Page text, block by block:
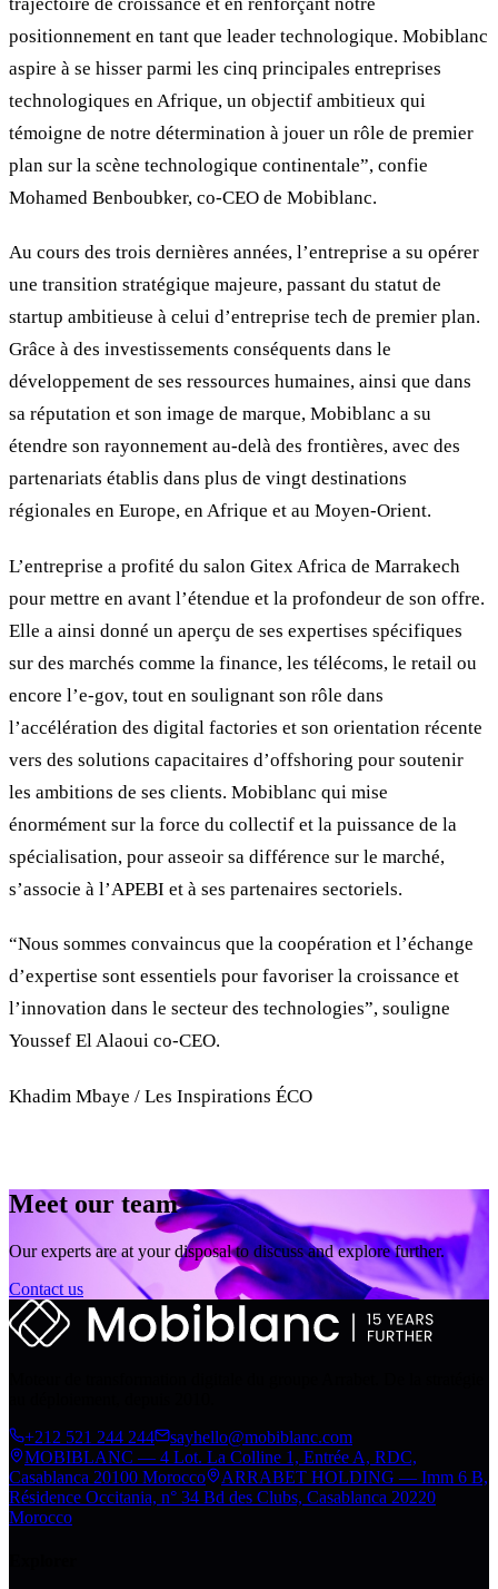
positionnement en tant que leader technologique. Mobiblanc
aspire à se hisser parmi les cinq principales entreprises
technologiques en Afrique, un objectif ambitieux qui
témoigne de notre détermination à jouer un rôle de premier
plan sur la scène technologique continentale”, confie
Mohamed Benboubker, co-CEO de Mobiblanc.
Au cours des trois dernières années, l’entreprise a su opérer
une transition stratégique majeure, passant du statut de
startup ambitieuse à celui d’entreprise tech de premier plan.
Grâce à des investissements conséquents dans le
développement de ses ressources humaines, ainsi que dans
sa réputation et son image de marque, Mobiblanc a su
étendre son rayonnement au-delà des frontières, avec des
partenariats établis dans plus de vingt destinations
régionales en Europe, en Afrique et au Moyen-Orient.
L’entreprise a profité du salon Gitex Africa de Marrakech
pour mettre en avant l’étendue et la profondeur de son offre.
Elle a ainsi donné un aperçu de ses expertises spécifiques
sur des marchés comme la finance, les télécoms, le retail ou
encore l’e-gov, tout en soulignant son rôle dans
l’accélération des digital factories et son orientation récente
vers des solutions capacitaires d’offshoring pour soutenir
les ambitions de ses clients. Mobiblanc qui mise
énormément sur la force du collectif et la puissance de la
spécialisation, pour asseoir sa différence sur le marché,
s’associe à l’APEBI et à ses partenaires sectoriels.
“Nous sommes convaincus que la coopération et l’échange
d’expertise sont essentiels pour favoriser la croissance et
l’innovation dans le secteur des technologies”, souligne
Youssef El Alaoui co-CEO.
Khadim Mbaye / Les Inspirations ÉCO
Meet our team
Our experts are at your disposal to discuss and explore further.
Contact us
+212 521 244 244
sayhello@mobiblanc.com
MOBIBLANC — 4 Lot. La Colline 1, Entrée A, RDC,
Casablanca 20100 Morocco
ARRABET HOLDING — Imm 6 B,
Résidence Occitania, n° 34 Bd des Clubs, Casablanca 20220
Morocco